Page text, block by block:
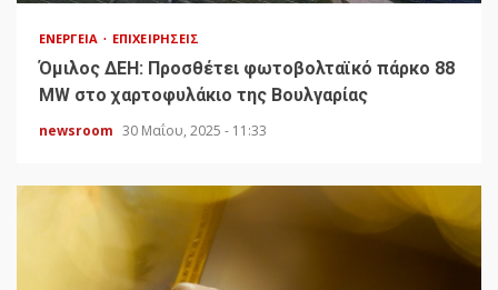
ΕΝΈΡΓΕΙΑ ΕΠΙΧΕΙΡΉΣΕΙΣ
Όμιλος ΔΕΗ: Προσθέτει φωτοβολταϊκό πάρκο 88
MW στο χαρτοφυλάκιο της Βουλγαρίας
newsroom 30 Μαΐου, 2025 - 11:33